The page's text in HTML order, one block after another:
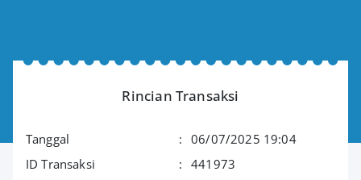
Rincian Transaksi
Tanggal :
06/07/2025 19:04
ID Transaksi
: 441973